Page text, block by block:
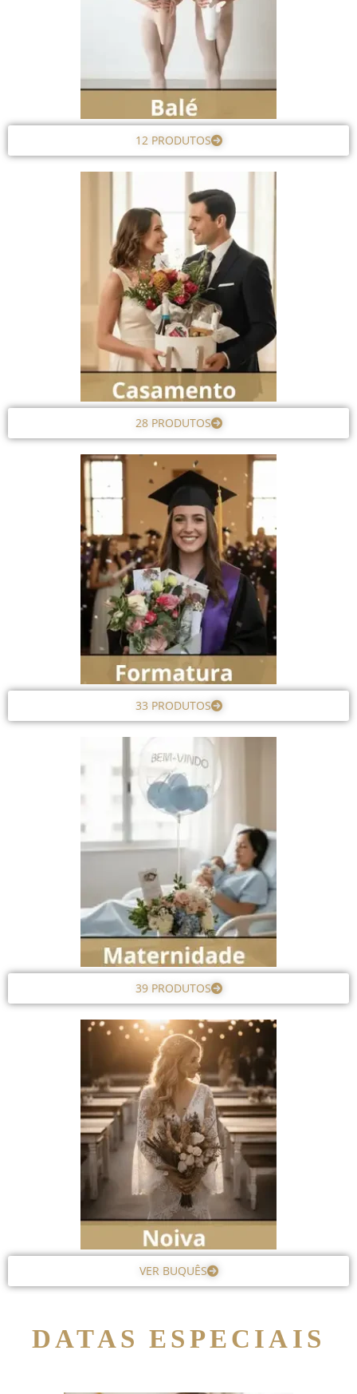
12 PRODUTOS
28 PRODUTOS
33 PRODUTOS
39 PRODUTOS
VER BUQUÊS
DATAS ESPECIAIS